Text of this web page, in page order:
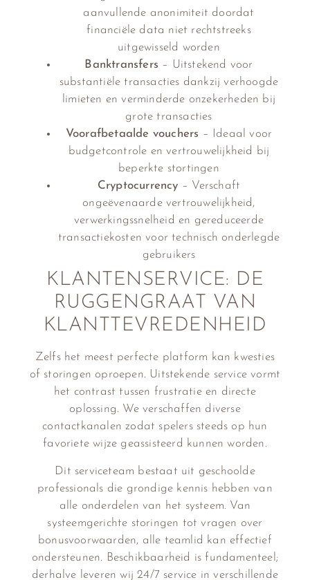
aanvullende anonimiteit doordat
financiële data niet rechtstreeks
uitgewisseld worden
Banktransfers – Uitstekend voor
substantiële transacties dankzij verhoogde
limieten en verminderde onzekerheden bij
grote transacties
Voorafbetaalde vouchers – Ideaal voor
budgetcontrole en vertrouwelijkheid bij
beperkte stortingen
Cryptocurrency – Verschaft
ongeëvenaarde vertrouwelijkheid,
verwerkingssnelheid en gereduceerde
transactiekosten voor technisch onderlegde
gebruikers
KLANTENSERVICE: DE
RUGGENGRAAT VAN
KLANTTEVREDENHEID
Zelfs het meest perfecte platform kan kwesties
of storingen oproepen. Uitstekende service vormt
het contrast tussen frustratie en directe
oplossing. We verschaffen diverse
contactkanalen zodat spelers steeds op hun
favoriete wijze geassisteerd kunnen worden.
Dit serviceteam bestaat uit geschoolde
professionals die grondige kennis hebben van
alle onderdelen van het systeem. Van
systeemgerichte storingen tot vragen over
bonusvoorwaarden, alle teamlid kan effectief
ondersteunen. Beschikbaarheid is fundamenteel;
derhalve leveren wij 24/7 service in verschillende